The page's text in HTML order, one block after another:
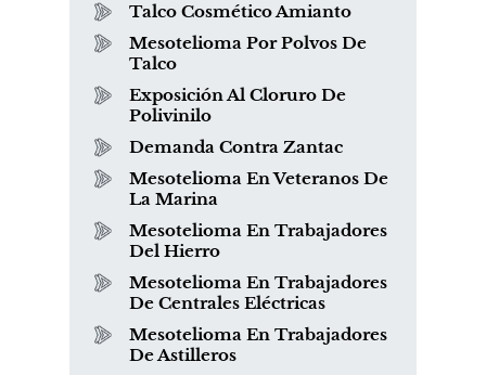
Talco Cosmético Amianto
Mesotelioma Por Polvos De
Talco
Exposición Al Cloruro De
Polivinilo
Demanda Contra Zantac
Mesotelioma En Veteranos De
La Marina
Mesotelioma En Trabajadores
Del Hierro
Mesotelioma En Trabajadores
De Centrales Eléctricas
Mesotelioma En Trabajadores
De Astilleros